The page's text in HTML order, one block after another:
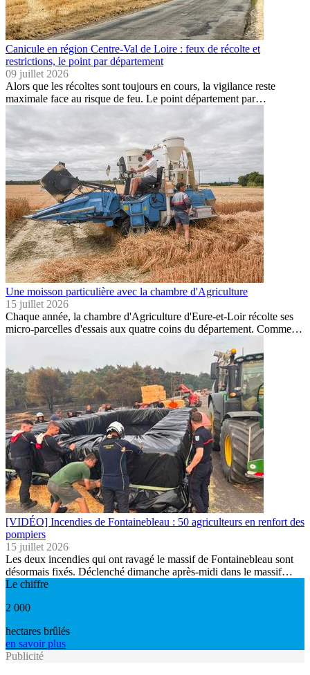
Canicule en région Centre-Val de Loire : feux de récolte et
restrictions, le point par département
09 juillet 2026
Alors que les récoltes sont toujours en cours, la vigilance reste
maximale face au risque de feu. Le point département par…
Une moisson particulière avec la chambre d'Agriculture
15 juillet 2026
Chaque année, la chambre d'Agriculture d'Eure-et-Loir récolte ses
micro-parcelles d'essais aux quatre coins du département. Comme…
[VIDÉO] Incendies de Fontainebleau : 50 agriculteurs en renfort des
pompiers
15 juillet 2026
Les deux incendies qui ont ravagé le massif de Fontainebleau sont
désormais fixés. Déclenché dimanche après-midi dans le massif…
Le chiffre
2 000
hectares brûlés
en savoir plus
Publicité